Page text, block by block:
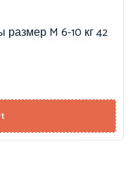
M 6-10 кг 42